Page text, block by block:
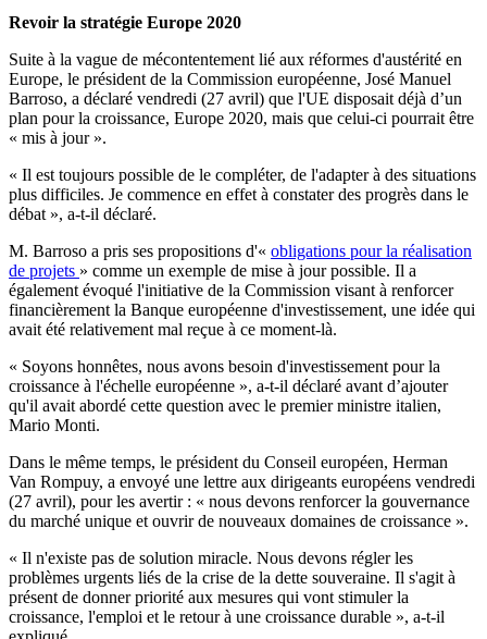
Revoir la stratégie Europe 2020
Suite à la vague de mécontentement lié aux réformes d'austérité en
Europe, le président de la Commission européenne, José Manuel
Barroso, a déclaré vendredi (27 avril) que l'UE disposait déjà d’un
plan pour la croissance, Europe 2020, mais que celui-ci pourrait être
« mis à jour ».
« Il est toujours possible de le compléter, de l'adapter à des situations
plus difficiles. Je commence en effet à constater des progrès dans le
débat », a-t-il déclaré.
M. Barroso a pris ses propositions d'« obligations pour la réalisation
de projets » comme un exemple de mise à jour possible. Il a
également évoqué l'initiative de la Commission visant à renforcer
financièrement la Banque européenne d'investissement, une idée qui
avait été relativement mal reçue à ce moment-là.
« Soyons honnêtes, nous avons besoin d'investissement pour la
croissance à l'échelle européenne », a-t-il déclaré avant d’ajouter
qu'il avait abordé cette question avec le premier ministre italien,
Mario Monti.
Dans le même temps, le président du Conseil européen, Herman
Van Rompuy, a envoyé une lettre aux dirigeants européens vendredi
(27 avril), pour les avertir : « nous devons renforcer la gouvernance
du marché unique et ouvrir de nouveaux domaines de croissance ».
« Il n'existe pas de solution miracle. Nous devons régler les
problèmes urgents liés de la crise de la dette souveraine. Il s'agit à
présent de donner priorité aux mesures qui vont stimuler la
croissance, l'emploi et le retour à une croissance durable », a-t-il